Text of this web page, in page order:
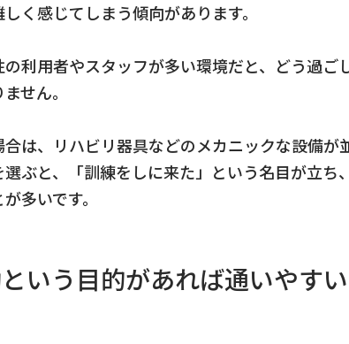
く感じてしまう傾向があります。
利用者やスタッフが多い環境だと、どう過ご
せん。
合は、リハビリ器具などのメカニックな設備が
ぶと、「訓練をしに来た」という名目が立ち
多いです。
いう目的があれば通いやす